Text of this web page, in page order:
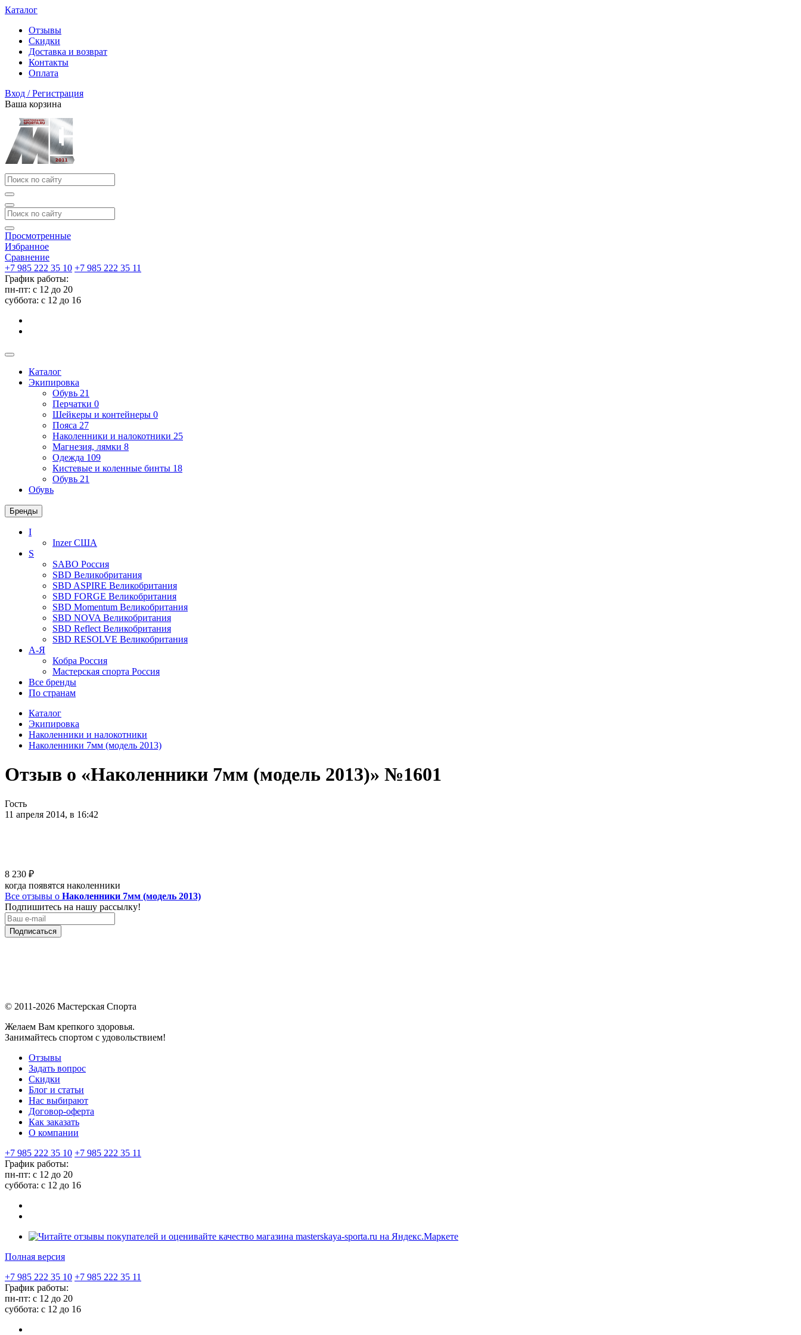
Каталог
Отзывы
Скидки
Доставка и возврат
Контакты
Оплата
Вход / Регистрация
Ваша корзина
Просмотренные
Избранное
Сравнение
+7 985 222 35 10 +7 985 222 35 11
График работы:
пн-пт: с 12 до 20
суббота: c 12 до 16
Каталог
Экипировка
Обувь 21
Перчатки 0
Шейкеры и контейнеры 0
Пояса 27
Наколенники и налокотники 25
Магнезия, лямки 8
Одежда 109
Кистевые и коленные бинты 18
Обувь 21
Обувь
Бренды
I
InzerСША
S
SABO Россия
SBD Великобритания
SBD ASPIRE Великобритания
SBD FORGE Великобритания
SBD Momentum Великобритания
SBD NOVA Великобритания
SBD Reflect Великобритания
SBD RESOLVE Великобритания
А-Я
Кобра Россия
Мастерская спорта Россия
Все бренды
По странам
Каталог
Экипировка
Наколенники и налокотники
Наколенники 7мм (модель 2013)
Отзыв о «Наколенники 7мм (модель 2013)» №1601
Гость
11 апреля 2014, в 16:42
8 230 ₽
когда появятся наколенники
Все отзывы о Наколенники 7мм (модель 2013)
Подпишитесь на нашу рассылку!
Подписаться
© 2011-2026 Мастерская Спорта
Желаем Вам крепкого здоровья.
Занимайтесь спортом с удовольствием!
Отзывы
Задать вопрос
Скидки
Блог и статьи
Нас выбирают
Договор-оферта
Как заказать
О компании
+7 985 222 35 10 +7 985 222 35 11
График работы:
пн-пт: с 12 до 20
суббота: c 12 до 16
Полная версия
+7 985 222 35 10 +7 985 222 35 11
График работы:
пн-пт: с 12 до 20
суббота: c 12 до 16